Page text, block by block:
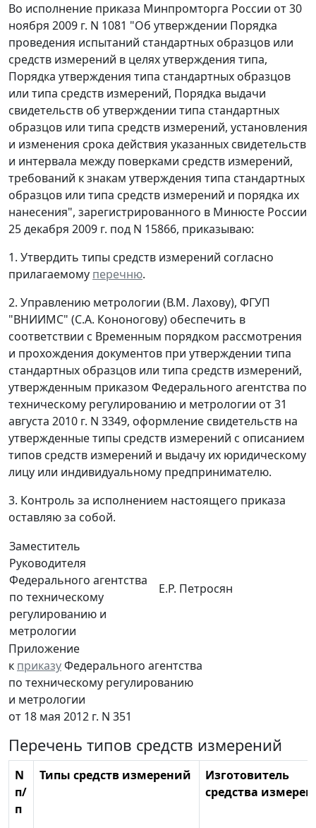
Во исполнение приказа Минпромторга России от 30
ноября 2009 г. N 1081 "Об утверждении Порядка
проведения испытаний стандартных образцов или
средств измерений в целях утверждения типа,
Порядка утверждения типа стандартных образцов
или типа средств измерений, Порядка выдачи
свидетельств об утверждении типа стандартных
образцов или типа средств измерений, установления
и изменения срока действия указанных свидетельств
и интервала между поверками средств измерений,
требований к знакам утверждения типа стандартных
образцов или типа средств измерений и порядка их
нанесения", зарегистрированного в Минюсте России
25 декабря 2009 г. под N 15866, приказываю:
1. Утвердить типы средств измерений согласно
прилагаемому перечню.
2. Управлению метрологии (В.М. Лахову), ФГУП
"ВНИИМС" (С.А. Кононогову) обеспечить в
соответствии с Временным порядком рассмотрения
и прохождения документов при утверждении типа
стандартных образцов или типа средств измерений,
утвержденным приказом Федерального агентства по
техническому регулированию и метрологии от 31
августа 2010 г. N 3349, оформление свидетельств на
утвержденные типы средств измерений с описанием
типов средств измерений и выдачу их юридическому
лицу или индивидуальному предпринимателю.
3. Контроль за исполнением настоящего приказа
оставляю за собой.
Заместитель
Руководителя
Федерального агентства
по техническому
регулированию и
метрологии
Е.Р. Петросян
Приложение
к приказуФедерального агентства
по техническому регулированию
и метрологии
от 18 мая 2012 г. N 351
Перечень типов средств измерений
N
п/
п
Типы средств измерений
Изготовитель
средства